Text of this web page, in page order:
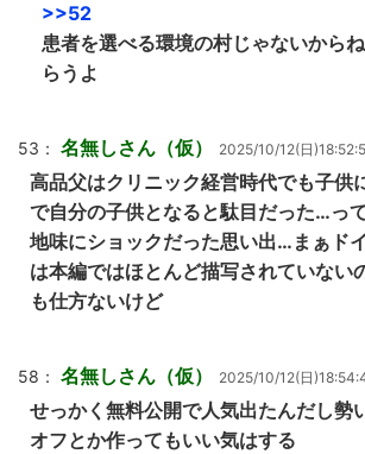
>>52
患者を選べる環境の村じゃないから
らうよ
53： 名無しさん（仮） 2025/10/12(日
高品父はクリニック経営時代でも子供
で自分の子供となると駄目だった…っ
地味にショックだった思い出…まぁド
は本編ではほとんど描写されていない
も仕方ないけど
58： 名無しさん（仮） 2025/10/12(日
せっかく無料公開で人気出たんだし勢
オフとか作ってもいい気はする